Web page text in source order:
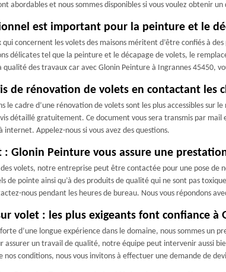
abordables et nous sommes disponibles si vous voulez obtenir
est important pour la peinture et le
concernent les volets des maisons méritent d’être confiés à
délicates tel que la peinture et le décapage de volets, le
des travaux car avec Glonin Peinture à Ingrannes 45450,
de rénovation de volets en contactant les
le cadre d’une rénovation de volets sont les plus accessibles sur
détaillé gratuitement. Ce document vous sera transmis par
internet. Appelez-nous si vous avez des questions.
: Glonin Peinture vous assure une
volets, notre entreprise peut être contactée pour une pose de
de pointe ainsi qu’à des produits de qualité qui ne sont pas
nous pendant les heures de bureau. Nous vous répondons
volet : les plus exigeants font confiance à
d’une longue expérience dans le domaine, nous sommes un
assurer un travail de qualité, notre équipe peut intervenir aussi
conditions, nous vous invitons à effectuer une demande de